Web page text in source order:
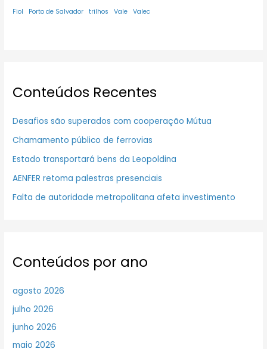
Fiol Porto de Salvador trilhos Vale Valec
Conteúdos Recentes
Desafios são superados com cooperação Mútua
Chamamento público de ferrovias
Estado transportará bens da Leopoldina
AENFER retoma palestras presenciais
Falta de autoridade metropolitana afeta investimento
Conteúdos por ano
agosto 2026
julho 2026
junho 2026
maio 2026